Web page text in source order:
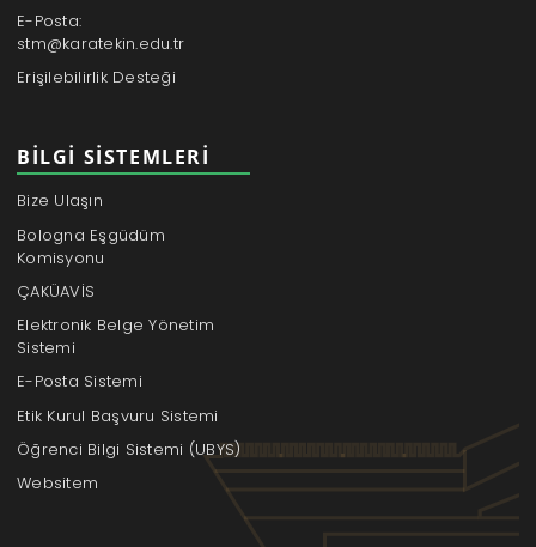
E-Posta:
stm@karatekin.edu.tr
Erişilebilirlik Desteği
BILGI SISTEMLERI
Bize Ulaşın
Bologna Eşgüdüm
Komisyonu
ÇAKÜAVİS
Elektronik Belge Yönetim
Sistemi
E-Posta Sistemi
Etik Kurul Başvuru Sistemi
Öğrenci Bilgi Sistemi (UBYS)
Websitem